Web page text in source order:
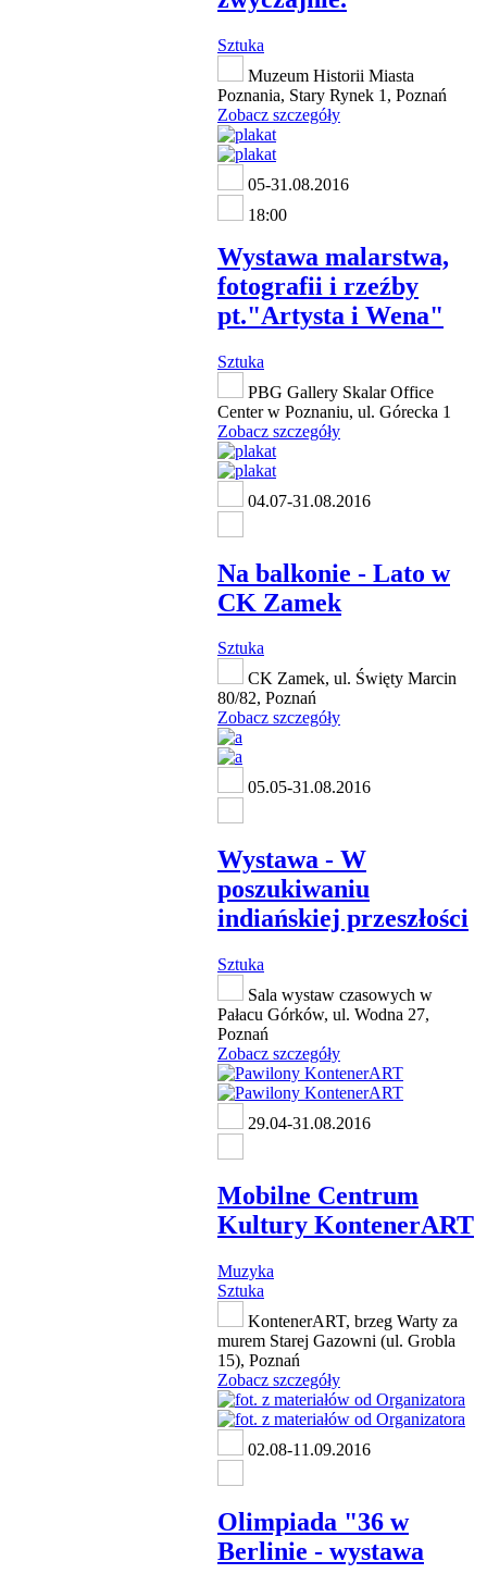
Sztuka
Muzeum Historii Miasta
Poznania, Stary Rynek 1, Poznań
Zobacz szczegóły
05-31.08.2016
18:00
Wystawa malarstwa,
fotografii i rzeźby
pt."Artysta i Wena"
Sztuka
PBG Gallery Skalar Office
Center w Poznaniu, ul. Górecka 1
Zobacz szczegóły
04.07-31.08.2016
Na balkonie - Lato w
CK Zamek
Sztuka
CK Zamek, ul. Święty Marcin
80/82, Poznań
Zobacz szczegóły
05.05-31.08.2016
Wystawa - W
poszukiwaniu
indiańskiej przeszłości
Sztuka
Sala wystaw czasowych w
Pałacu Górków, ul. Wodna 27,
Poznań
Zobacz szczegóły
29.04-31.08.2016
Mobilne Centrum
Kultury KontenerART
Muzyka
Sztuka
KontenerART, brzeg Warty za
murem Starej Gazowni (ul. Grobla
15), Poznań
Zobacz szczegóły
02.08-11.09.2016
Olimpiada "36 w
Berlinie - wystawa